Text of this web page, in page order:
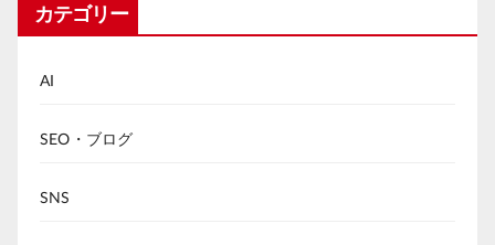
カテゴリー
AI
SEO・ブログ
SNS